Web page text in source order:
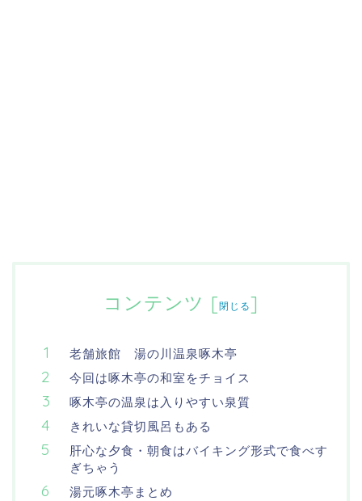
コンテンツ [閉じる]
老舗旅館 湯の川温泉啄木亭
今回は啄木亭の和室をチョイス
啄木亭の温泉は入りやすい泉質
きれいな貸切風呂もある
肝心な夕食・朝食はバイキング形式で食べす
ぎちゃう
湯元啄木亭まとめ